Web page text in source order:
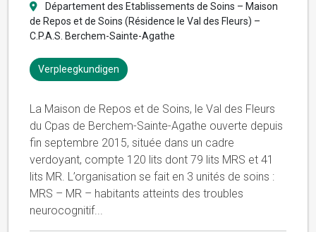
Département des Etablissements de Soins – Maison
de Repos et de Soins (Résidence le Val des Fleurs) –
C.P.A.S. Berchem-Sainte-Agathe
Verpleegkundigen
La Maison de Repos et de Soins, le Val des Fleurs
du Cpas de Berchem-Sainte-Agathe ouverte depuis
fin septembre 2015, située dans un cadre
verdoyant, compte 120 lits dont 79 lits MRS et 41
lits MR. L’organisation se fait en 3 unités de soins :
MRS – MR – habitants atteints des troubles
neurocognitif...